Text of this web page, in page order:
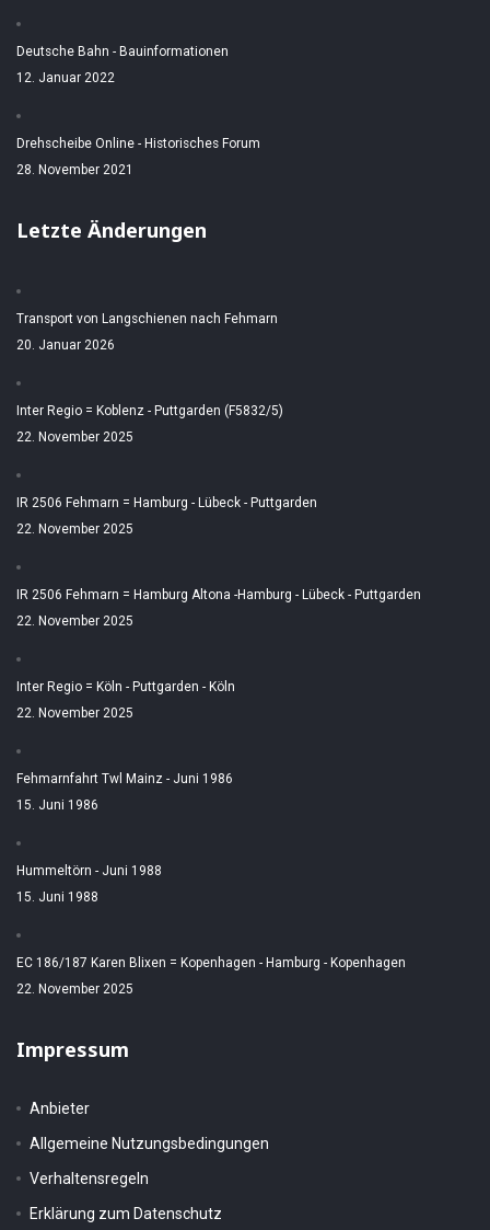
Deutsche Bahn - Bauinformationen
12. Januar 2022
Drehscheibe Online - Historisches Forum
28. November 2021
Letzte Änderungen
Transport von Langschienen nach Fehmarn
20. Januar 2026
Inter Regio = Koblenz - Puttgarden (F5832/5)
22. November 2025
IR 2506 Fehmarn = Hamburg - Lübeck - Puttgarden
22. November 2025
IR 2506 Fehmarn = Hamburg Altona -Hamburg - Lübeck - Puttgarden
22. November 2025
Inter Regio = Köln - Puttgarden - Köln
22. November 2025
Fehmarnfahrt Twl Mainz - Juni 1986
15. Juni 1986
Hummeltörn - Juni 1988
15. Juni 1988
EC 186/187 Karen Blixen = Kopenhagen - Hamburg - Kopenhagen
22. November 2025
Impressum
Anbieter
Allgemeine Nutzungsbedingungen
Verhaltensregeln
Erklärung zum Datenschutz